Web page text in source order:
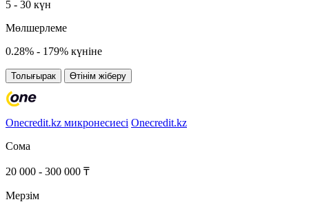
5 - 30 күн
Мөлшерлеме
0.28% - 179% күніне
Толығырак Өтінім жіберу
Onecredit.kz микронесиесі Onecredit.kz
Сома
20 000 - 300 000 ₸
Мерзім